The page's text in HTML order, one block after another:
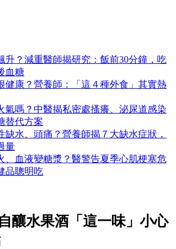
升？減重醫師揭研究：飯前30分鐘，吃
血糖
健康？營養師：「這４種外食」其實熱
氣嗎？中醫揭私密處搔癢、泌尿道感染
替代方案
缺水、頭痛？營養師揭７大缺水症狀，
量
、血液變糖漿？醫警告夏季心肌梗塞危
品聰明吃
釀水果酒「這一味」小心